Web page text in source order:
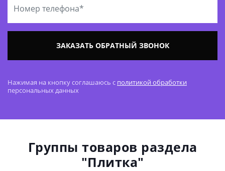
ЗАКАЗАТЬ ОБРАТНЫЙ ЗВОНОК
Нажимая на кнопку соглашаюсь с политикой обработки
персональных данных
Группы товаров раздела
"Плитка"